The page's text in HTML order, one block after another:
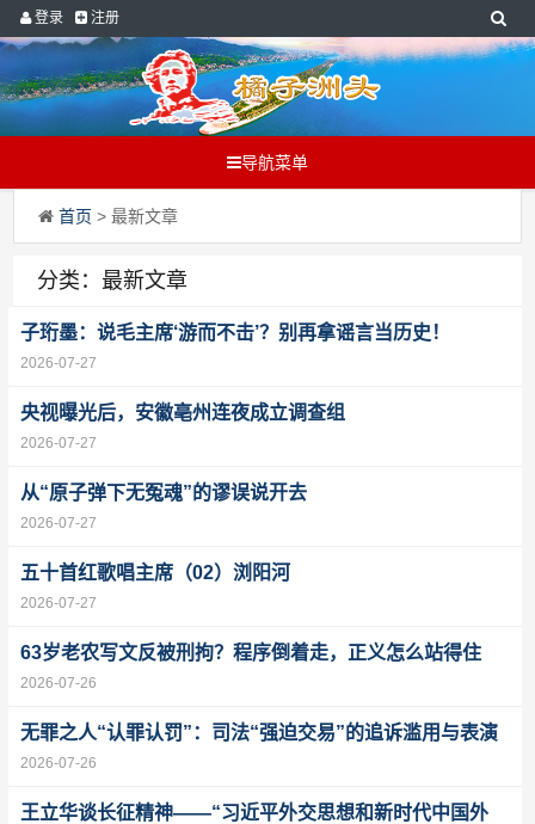
登录 注册
导航菜单
首页 > 最新文章
分类：最新文章
子珩墨：说毛主席‘游而不击’？别再拿谣言当历史！
2026-07-27
央视曝光后，安徽亳州连夜成立调查组
2026-07-27
从“原子弹下无冤魂”的谬误说开去
2026-07-27
五十首红歌唱主席（02）浏阳河
2026-07-27
63岁老农写文反被刑拘？程序倒着走，正义怎么站得住
2026-07-26
无罪之人“认罪认罚”：司法“强迫交易”的追诉滥用与表演
2026-07-26
王立华谈长征精神——“习近平外交思想和新时代中国外